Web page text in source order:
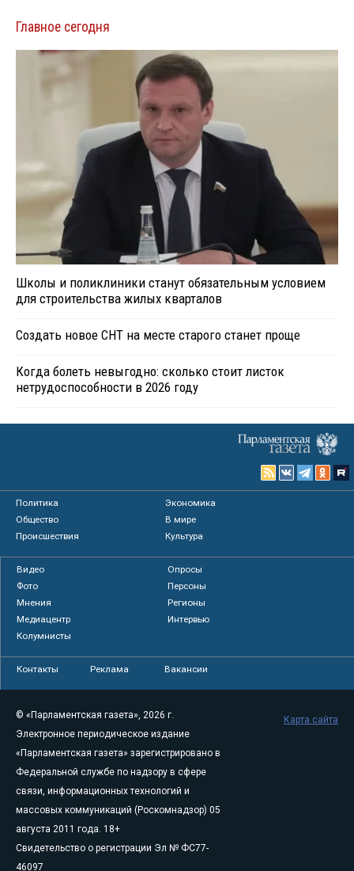
Главное сегодня
Школы и поликлиники станут обязательным условием
для строительства жилых кварталов
Создать новое СНТ на месте старого станет проще
Когда болеть невыгодно: сколько стоит листок
нетрудоспособности в 2026 году
Политика
Экономика
Общество
В мире
Происшествия
Культура
Видео
Опросы
Фото
Персоны
Мнения
Регионы
Медиацентр
Интервью
Колумнисты
Контакты Реклама Вакансии
© «Парламентская газета», 2026 г.
Электронное периодическое издание
«Парламентская газета» зарегистрировано в
Федеральной службе по надзору в сфере
связи, информационных технологий и
массовых коммуникаций (Роскомнадзор) 05
августа 2011 года. 18+
Свидетельство о регистрации Эл № ФС77-
46097
Карта сайта